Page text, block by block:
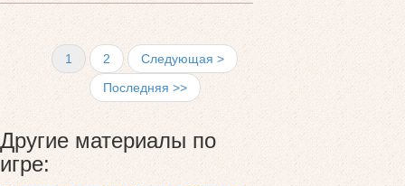
1 2
Следующая >
Последняя >>
Другие материалы по
игре: